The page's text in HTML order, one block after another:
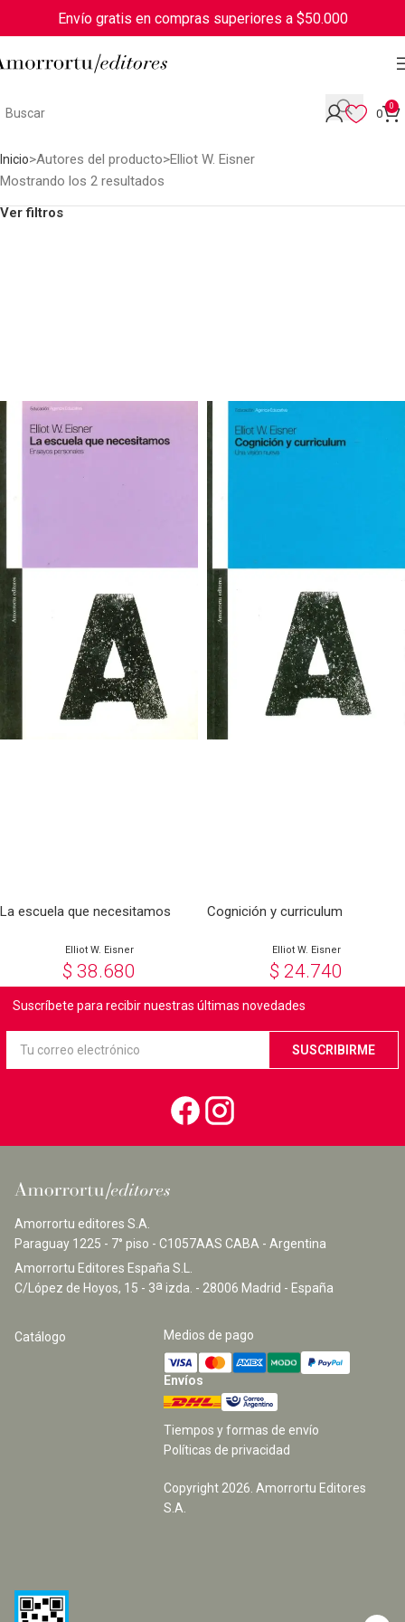
Envío gratis en compras superiores a $50.000
0
0
Inicio Autores del producto Elliot W. Eisner
Mostrando los 2 resultados
Ver filtros
La escuela que necesitamos
Elliot W. Eisner
$ 38.680
Cognición y curriculum
Elliot W. Eisner
$ 24.740
Suscríbete para recibir nuestras últimas novedades
Amorrortu editores S.A.
Paraguay 1225 - 7° piso - C1057AAS CABA - Argentina
Amorrortu Editores España S.L.
C/López de Hoyos, 15 - 3a izda. - 28006 Madrid - España
Catálogo Medios de pago
Envíos
Tiempos y formas de envío
Políticas de privacidad
Copyright2026. Amorrortu Editores
S.A.